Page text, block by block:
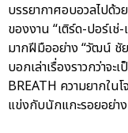
บรรยากาศอบอวลไปด้ว
ของงาน “เติร์ด-ปอร์เ
มากฝีมืออย่าง “วัฒน์
บอกเล่าเรื่องราวกว่าจ
BREATH ความยากใน
แข่งกับนักแกะรอยอย่